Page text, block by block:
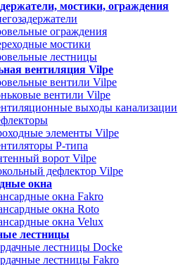
мостики, ограждения
ограждения
мостики
лестницы
вентиляция Vilpe
вентили Vilpe
вентили Vilpe
выходы канализации
элементы Vilpe
P-типа
ворот Vilpe
дефлектор Vilpe
окна
окна Fakro
окна Roto
окна Velux
лестницы
лестницы Docke
лестницы Fakro